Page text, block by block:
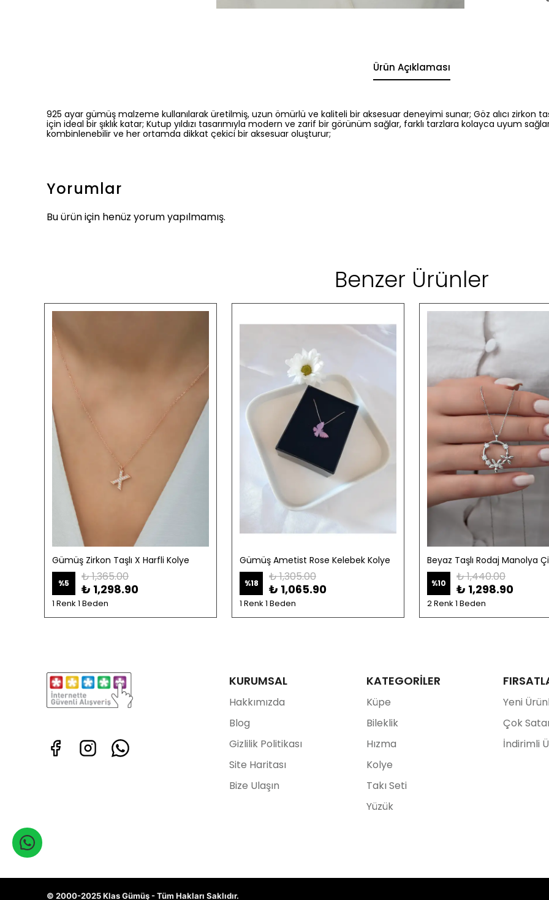
Ürün Açıklaması
925 ayar gümüş malzeme kullanılarak üretilmiş, uzun ömürlü ve kaliteli bir aksesuar deneyimi sunar; Göz alıcı zirkon
için ideal bir şıklık katar; Kutup yıldızı tasarımıyla modern ve zarif bir görünüm sağlar, farklı tarzlara kolayca uyum
kombinlenebilir ve her ortamda dikkat çekici bir aksesuar oluşturur;
Yorumlar
Bu ürün için henüz yorum yapılmamış.
Benzer Ürünler
Gümüş Zirkon Taşlı X Harfli Kolye
%5 ₺ 1,365.00
₺ 1,298.90
1 Renk 1 Beden
Gümüş Ametist Rose Kelebek Kolye
%18 ₺ 1,305.00
₺ 1,065.90
1 Renk 1 Beden
%10 ₺ 1,440.00
₺ 1,298.90
2 Renk 1 Beden
KURUMSAL
Hakkımızda
Blog
Gizlilik Politikası
Site Haritası
Bize Ulaşın
KATEGORİLER
Küpe
Bileklik
Hızma
Kolye
Takı Seti
Yüzük
Yeni
Çok
İndirimli
© 2000-2025 Klas Gümüş - Tüm Hakları Saklıdır.